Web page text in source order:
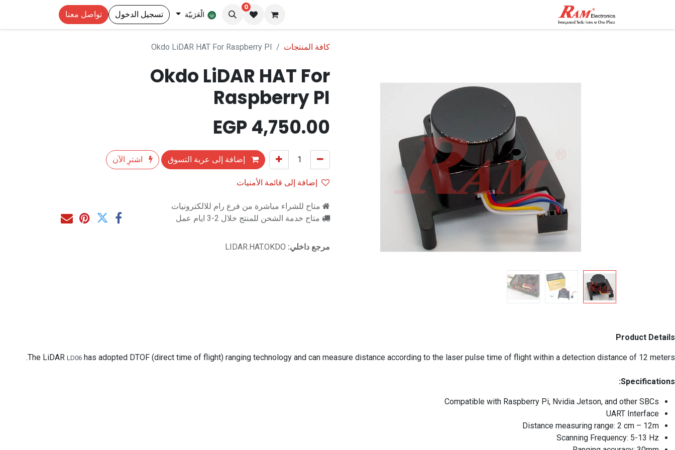
0
الْعَرَبيّة تسجيل الدخول تواصل معنا
كافة المنتجات Okdo LiDAR HAT For Raspberry PI
Okdo LiDAR HAT For
Raspberry PI
4,750.00
إضافة إلى عربة التسوق
اشترِ الآن
إضافة إلى قائمة الأمنيات
متاح للشراء مباشرة من فرع رام للالكترونيات
متاح خدمة الشحن للمنتج خلال 2-3 ايام عمل
مرجع داخلي: LIDAR.HAT.OKDO
Product Details
The LiDAR LD06 has adopted DTOF (direct time of flight) ranging technology and can measure distance according to the laser pulse time of flight within a detection distance of 12 meters.
Specifications:
Compatible with Raspberry Pi, Nvidia Jetson, and other SBCs
UART Interface
Distance measuring range: 2 cm – 12m
Scanning Frequency: 5-13 Hz